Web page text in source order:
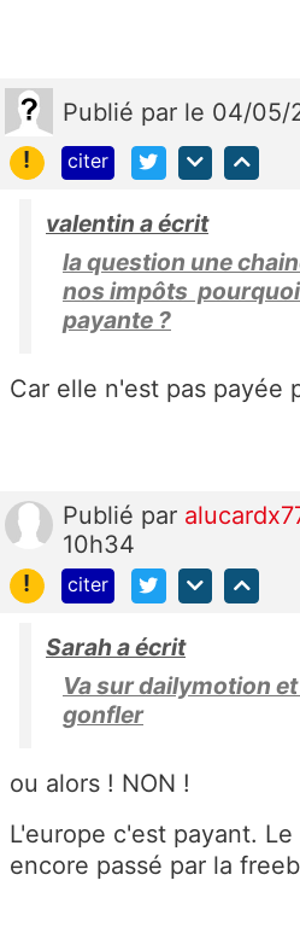
Publié par le 04/05/
!
citer
valentin a écrit
la question une
nos impôts
payante ?
Car elle n'est pas payée
Publié par
10h34
!
citer
Sarah a écrit
Va sur dailymotion
gonfler
ou alors ! NON !
L'europe c'est payant.
encore passé par la